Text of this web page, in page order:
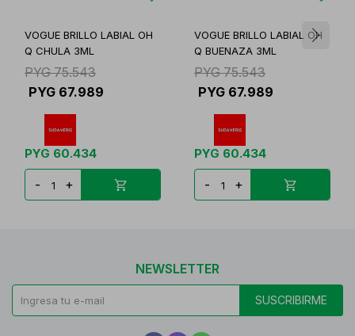
VOGUE BRILLO LABIAL OH
Q CHULA 3ML
PYG 75.543
PYG 67.989
PYG 60.434
- +
VOGUE BRILLO LABIAL OH
Q BUENAZA 3ML
PYG 75.543
PYG 67.989
PYG 60.434
- +
NEWSLETTER
SUSCRIBIRME